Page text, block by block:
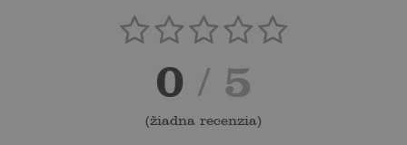
0 / 5
(žiadna recenzia)